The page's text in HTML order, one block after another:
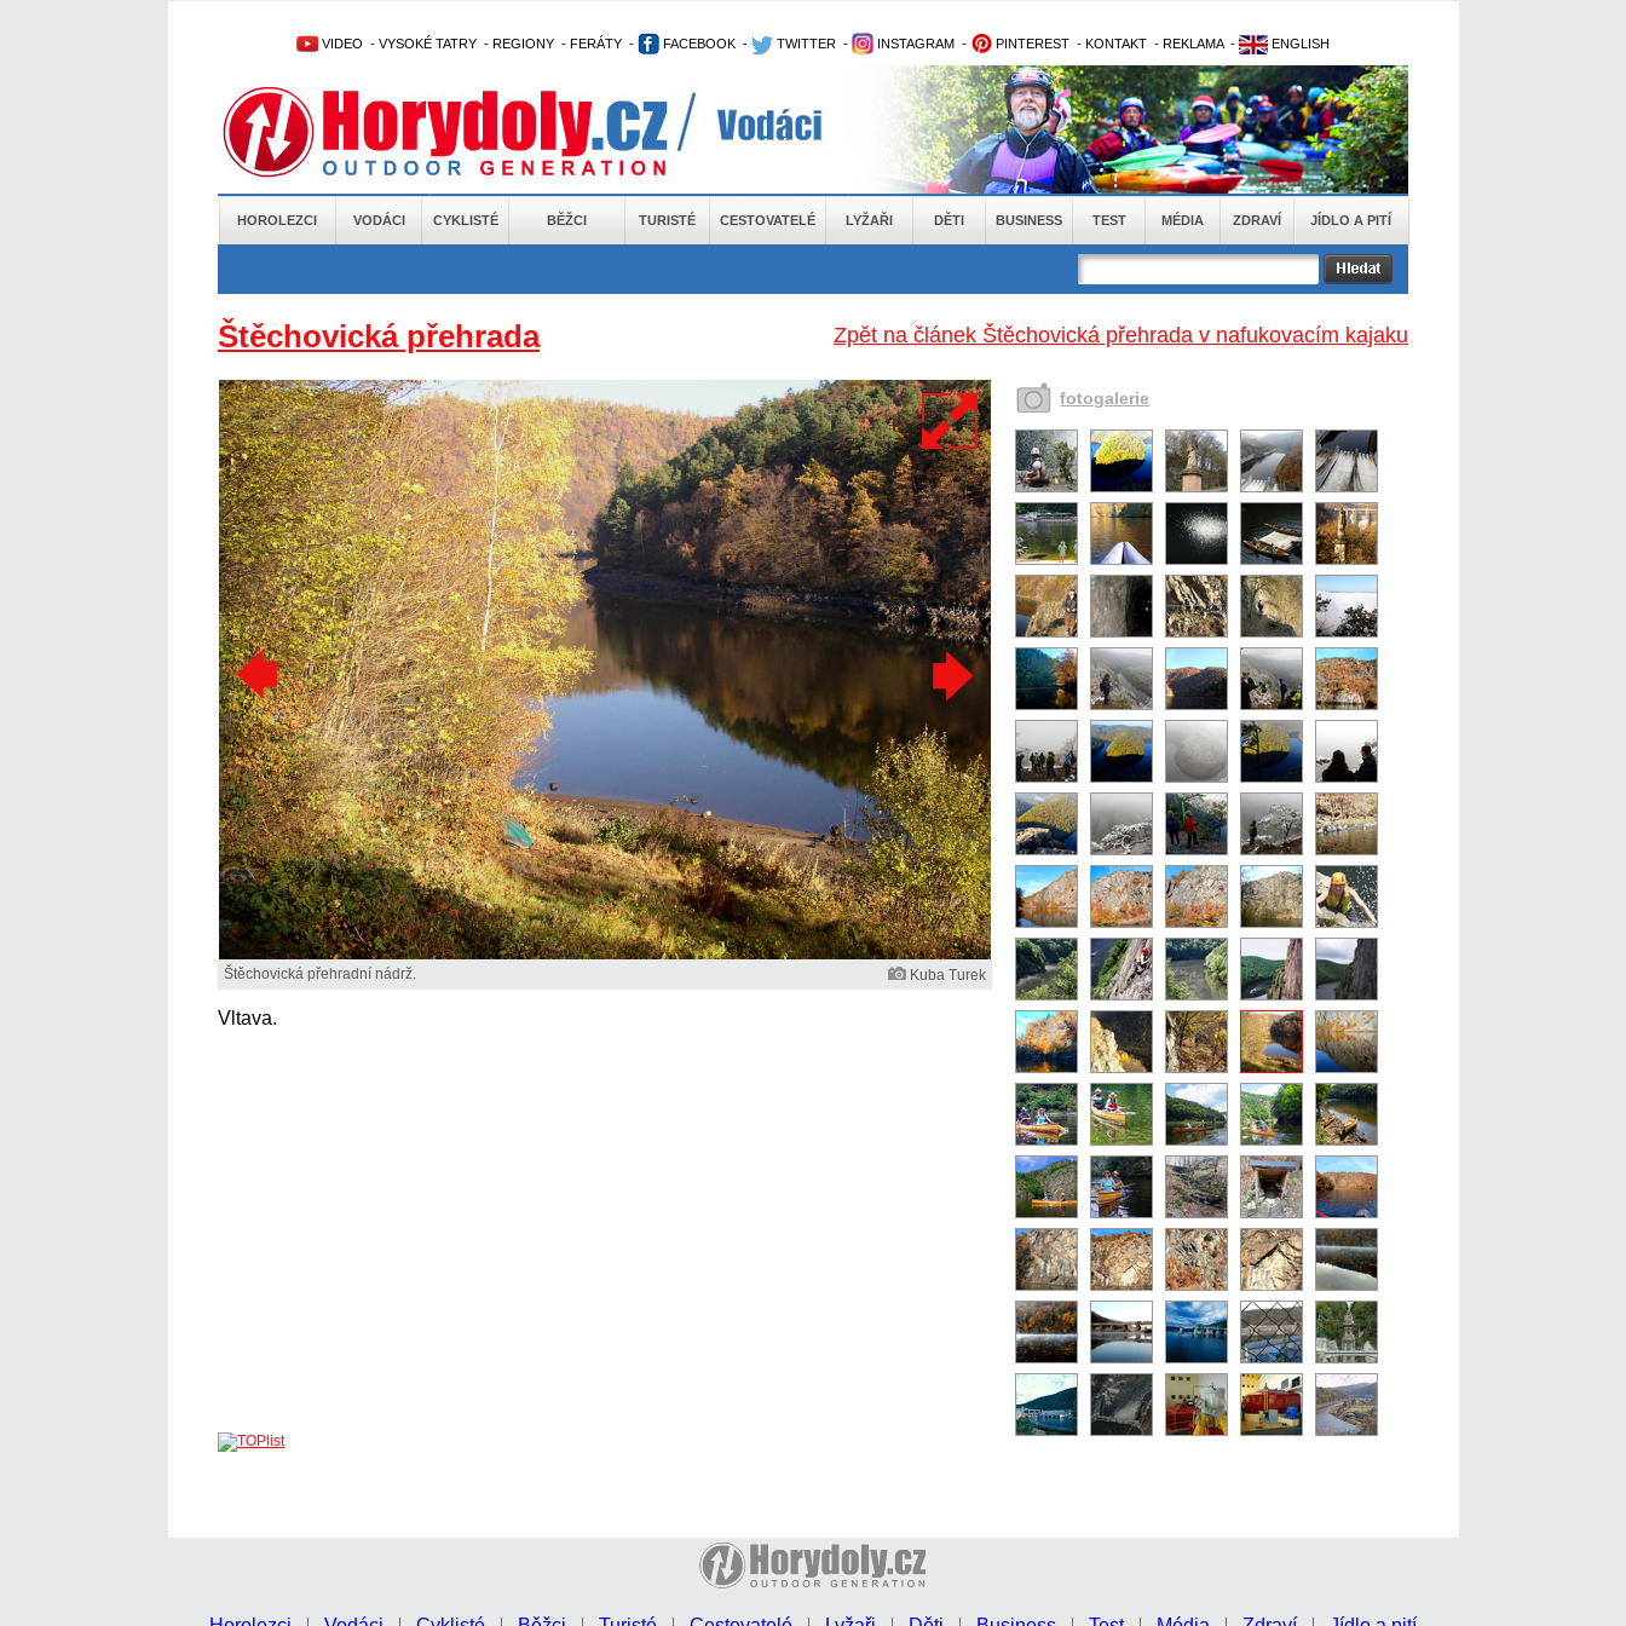
VIDEO - VYSOKÉ TATRY - REGIONY - FERÁTY - FACEBOOK - TWITTER - INSTAGRAM - PINTEREST - KONTAKT - REKLAMA - ENGLISH
HOROLEZCI VODÁCI CYKLISTÉ BĚŽCI TURISTÉ CESTOVATELÉ LYŽAŘI DĚTI BUSINESS TEST MÉDIA ZDRAVÍ JÍDLO A PITÍ
Zpět na článek Štěchovická přehrada v nafukovacím kajaku
Štěchovická přehrada
Štěchovická přehradní nádrž. Kuba Turek
Vltava.
fotogalerie